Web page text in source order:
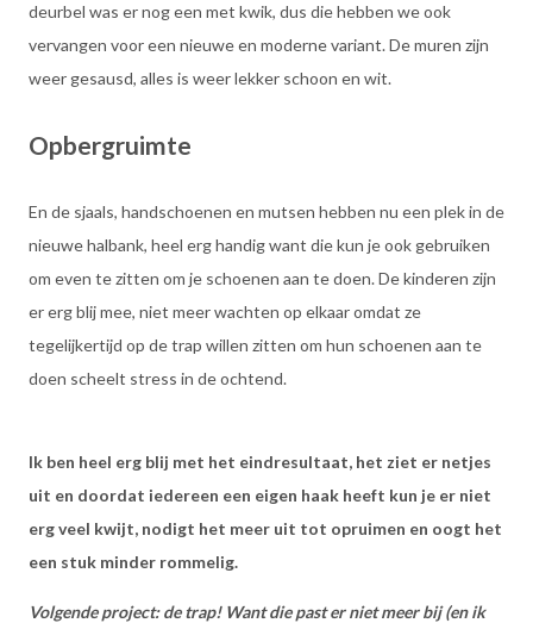
deurbel was er nog een met kwik, dus die hebben we ook
vervangen voor een nieuwe en moderne variant. De muren zijn
weer gesausd, alles is weer lekker schoon en wit.
Opbergruimte
En de sjaals, handschoenen en mutsen hebben nu een plek in de
nieuwe halbank, heel erg handig want die kun je ook gebruiken
om even te zitten om je schoenen aan te doen. De kinderen zijn
er erg blij mee, niet meer wachten op elkaar omdat ze
tegelijkertijd op de trap willen zitten om hun schoenen aan te
doen scheelt stress in de ochtend.
Ik ben heel erg blij met het eindresultaat, het ziet er netjes
uit en doordat iedereen een eigen haak heeft kun je er niet
erg veel kwijt, nodigt het meer uit tot opruimen en oogt het
een stuk minder rommelig.
Volgende project: de trap! Want die past er niet meer bij (en ik